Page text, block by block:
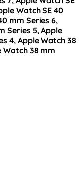
Watch SE 40
mm Series 6,
Series 5, Apple
4, Apple Watch 38
Watch 38 mm